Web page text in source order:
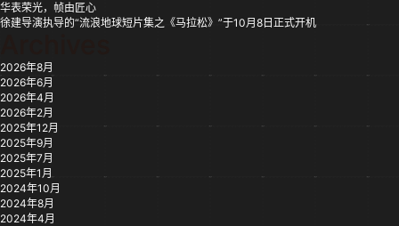
华表荣光，帧由匠心
徐建导演执导的“流浪地球短片集之《马拉松》”于10月8日正式开机
2026年8月
2026年6月
2026年4月
2026年2月
2025年12月
2025年9月
2025年7月
2025年1月
2024年10月
2024年8月
2024年4月